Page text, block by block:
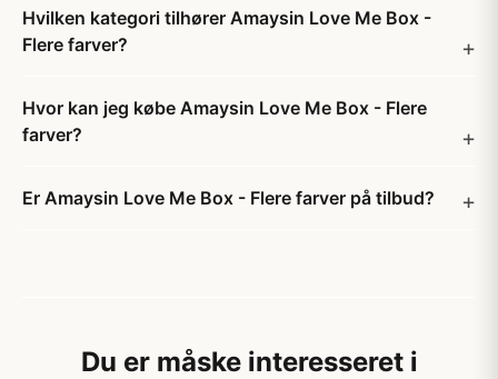
Hvilken kategori tilhører Amaysin Love Me Box -
Flere farver?
Hvor kan jeg købe Amaysin Love Me Box - Flere
farver?
Er Amaysin Love Me Box - Flere farver på tilbud?
Du er måske interesseret i